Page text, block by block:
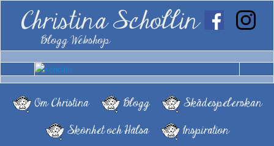
Christina Schollin
Blogg Webshop
Om Christina Blogg
Skådespelerskan
Skönhet och Hälsa
Inspiration